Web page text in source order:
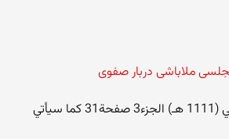
ملاباشی دربار صفوی
مرآة العقول في للمجلسي (1111 هـ) الجزء3 صفحة31 كما سيأتي